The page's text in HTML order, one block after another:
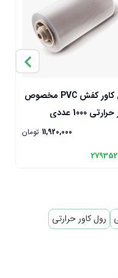
رول کاور کفش PVC مخصوص
1000 عددی
11,920,000 تومان
279352
رول کاور حرارتی